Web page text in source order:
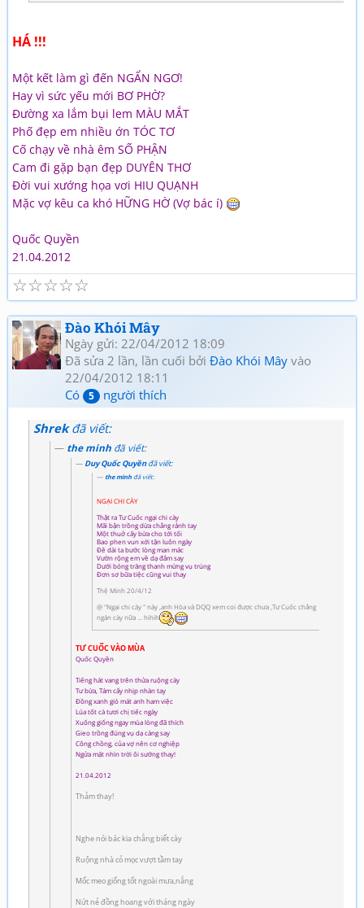
HÁ !!!
Một kết làm gì đến NGẨN NGƠ!
Hay vì sức yếu mới BƠ PHỜ?
Đường xa lắm bụi lem MÀU MẮT
Phố đẹp em nhiều ớn TÓC TƠ
Cố chạy về nhà êm SỐ PHẬN
Cam đi gặp bạn đẹp DUYÊN THƠ
Đời vui xướng họa vơi HIU QUẠNH
Mặc vợ kêu ca khó HỮNG HỜ (Vợ bác í)
Quốc Quyền
21.04.2012
☆
☆
☆
☆
☆
Đào Khói Mây
Ngày gửi: 22/04/2012 18:09
Đã sửa 2 lần, lần cuối bởi Đào Khói Mây vào
22/04/2012 18:11
Có
5 người thích
Shrekđã viết:
the minh đã viết:
Duy Quốc Quyềnđã viết:
the minh đã viết:
NGẠI CHI CÀY
Thật ra Tư Cuốc ngại chi cày
Mãi bận trồng dừa chẳng rảnh tay
Một thuở cấy bừa cho tới tối
Bao phen vun xới tận luôn ngày
Đê dài ta bước lòng man mác
Vườn rộng em về dạ đắm say
Dưới bóng trăng thanh mừng vụ trúng
Đơn sơ bữa tiệc cũng vui thay
Thệ Minh 20/4/12
@ "Ngại chi cày " này ,anh Hòa và DQQ xem coi được chưa ,Tư Cuốc chẳng
ngán cày nữa ... hihih
TƯ CUỐC VÀO MÙA
Quốc Quyền
Tiếng hát vang trên thửa ruộng cày
Tư bừa, Tám cấy nhịp nhàn tay
Đồng xanh gió mát anh ham việc
Lúa tốt cà tươi chị tiếc ngày
Xuống giống ngay mùa lòng đã thích
Gieo trồng đúng vụ dạ càng say
Công chồng, của vợ nên cơ nghiệp
Ngửa mặt nhìn trời ôi sướng thay!
21.04.2012
Thảm thay!
Nghe nói bác kia chẳng biết cày
Ruộng nhà cỏ mọc vượt tầm tay
Mốc meo giống tốt ngoài mưa,nắng
Nứt nẻ đồng hoang với tháng ngày